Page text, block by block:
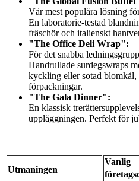
Vår mest populära lösning
En laboratorie-testad
fräschör och italienskt
"The Office Deli Wrap":
För det snabba
Handrullade surdegswraps
kyckling eller sotad blomkål,
förpackningar.
"The Gala Dinner":
En klassisk
uppläggningen. Perfekt för
Utmaningen
Vanlig